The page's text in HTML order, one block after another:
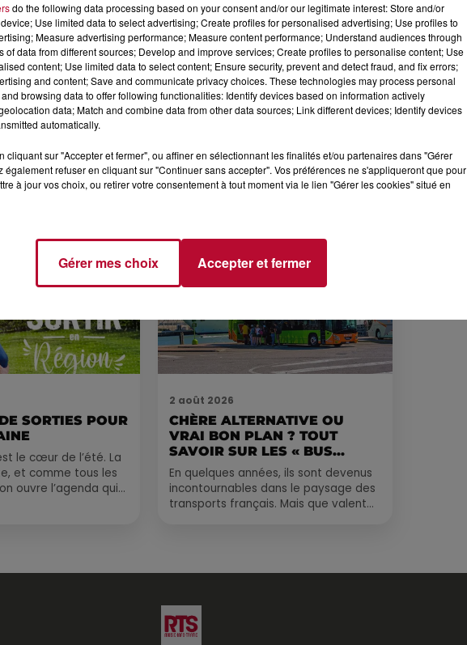
À
4 août 2026
HÉRAULT, PYRÉNÉES-
DE SNORKELING À
EXPLORER...
Pas besoin de bouteilles de plongée
lourdes ni de diplômes complexes
SORTIES POUR
le cœur de l’été. La
et comme tous les
ouvre l’agenda qui
2 août 2026
CHÈRE ALTERNATIVE OU
VRAI BON PLAN ? TOUT
SAVOIR SUR LES « BUS...
En quelques années, ils sont devenus
incontournables dans le paysage des
transports français. Mais que valent
do the following data processing based on your consent and/or our legitimate interest: Store and/or
Use limited data to select advertising; Create profiles for personalised advertising; Use profiles to
Measure advertising performance; Measure content performance; Understand audiences through
of data from different sources; Develop and improve services; Create profiles to personalise content; Use
content; Use limited data to select content; Ensure security, prevent and detect fraud, and fix errors;
and content; Save and communicate privacy choices. These technologies may process personal
browsing data to offer following functionalities: Identify devices based on information actively
data; Match and combine data from other data sources; Link different devices; Identify devices
automatically.
cliquant sur "Accepter et fermer", ou affiner en sélectionnant les finalités et/ou partenaires dans "Gérer
également refuser en cliquant sur "Continuer sans accepter". Vos préférences ne s'appliqueront que pour
à jour vos choix, ou retirer votre consentement à tout moment via le lien "Gérer les cookies" situé en
Gérer mes choix Accepter et fermer